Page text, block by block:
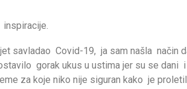
savladao Covid-19, ja sam našla način
gorak ukus u ustima jer su se
za koje niko nije siguran kako je